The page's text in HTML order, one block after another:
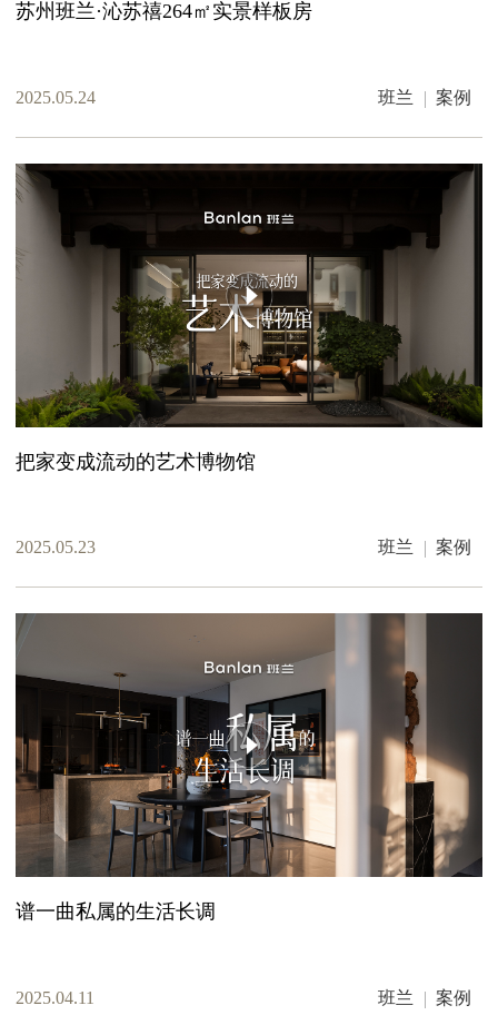
苏州班兰·沁苏禧264㎡实景样板房
2025.05.24 班兰 案例
把家变成流动的艺术博物馆
2025.05.23 班兰 案例
谱一曲私属的生活长调
2025.04.11 班兰 案例